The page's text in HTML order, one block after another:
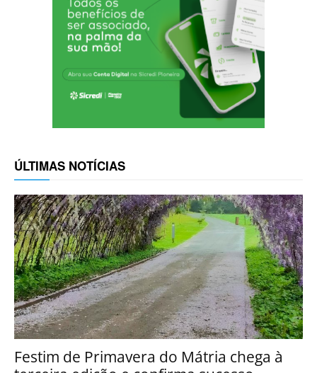
ÚLTIMAS NOTÍCIAS
Festim de Primavera do Mátria chega à